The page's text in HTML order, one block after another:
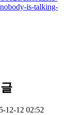
is-talking-
12-12 02:52